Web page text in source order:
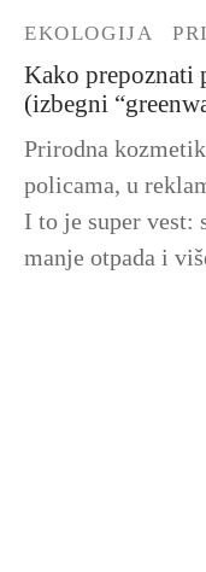
EKOLOGIJA
Kako prepoznati
(izbegni
Prirodna
policama, u
I to je super vest:
manje otpada i